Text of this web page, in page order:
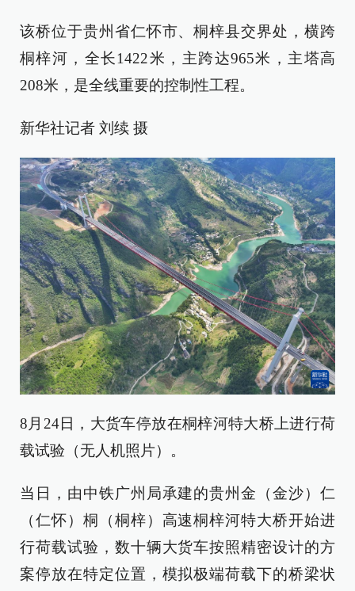
该桥位于贵州省仁怀市、桐梓县交界处，横跨
桐梓河，全长1422米，主跨达965米，主塔高
208米，是全线重要的控制性工程。
新华社记者 刘续 摄
8月24日，大货车停放在桐梓河特大桥上进行荷
载试验（无人机照片）。
当日，由中铁广州局承建的贵州金（金沙）仁
（仁怀）桐（桐梓）高速桐梓河特大桥开始进
行荷载试验，数十辆大货车按照精密设计的方
案停放在特定位置，模拟极端荷载下的桥梁状